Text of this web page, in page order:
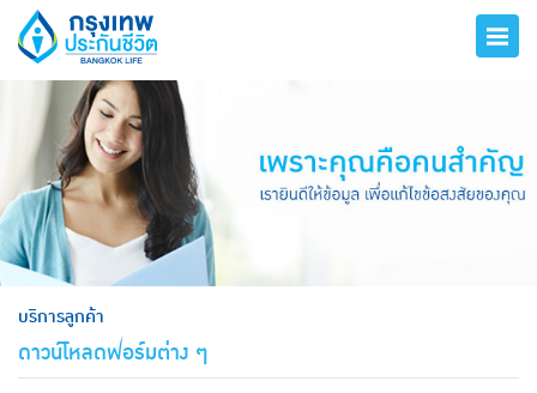
บริการลูกค้า
ดาวน์โหลดฟอร์มต่าง ๆ